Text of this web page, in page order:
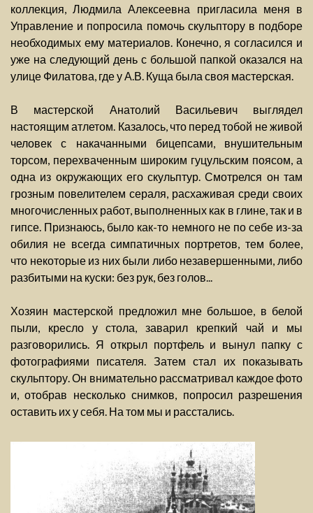
коллекция, Людмила Алексеевна пригласила меня в
Управление и попросила помочь скульптору в подборе
необходимых ему материалов. Конечно, я согласился и
уже на следующий день с большой папкой оказался на
улице Филатова, где у А.В. Куща была своя мастерская.
В мастерской Анатолий Васильевич выглядел
настоящим атлетом. Казалось, что перед тобой не живой
человек с накачанными бицепсами, внушительным
торсом, перехваченным широким гуцульским поясом, а
одна из окружающих его скульптур. Смотрелся он там
грозным повелителем сераля, расхаживая среди своих
многочисленных работ, выполненных как в глине, так и в
гипсе. Признаюсь, было как-то немного не по себе из-за
обилия не всегда симпатичных портретов, тем более,
что некоторые из них были либо незавершенными, либо
разбитыми на куски: без рук, без голов...
Хозяин мастерской предложил мне большое, в белой
пыли, кресло у стола, заварил крепкий чай и мы
разговорились. Я открыл портфель и вынул папку с
фотографиями писателя. Затем стал их показывать
скульптору. Он внимательно рассматривал каждое фото
и, отобрав несколько снимков, попросил разрешения
оставить их у себя. На том мы и расстались.